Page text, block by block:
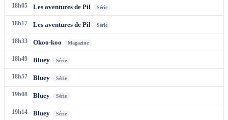
18h05 Les aventures de Pil Série
18h17 Les aventures de Pil Série
18h33 Okoo-koo Magazine
18h49 Bluey Série
18h57 Bluey Série
19h08 Bluey Série
19h14 Bluey Série